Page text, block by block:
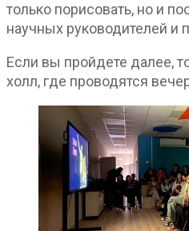
только порисовать, но и
научных руководителей и
Если вы пройдете далее,
холл, где проводятся